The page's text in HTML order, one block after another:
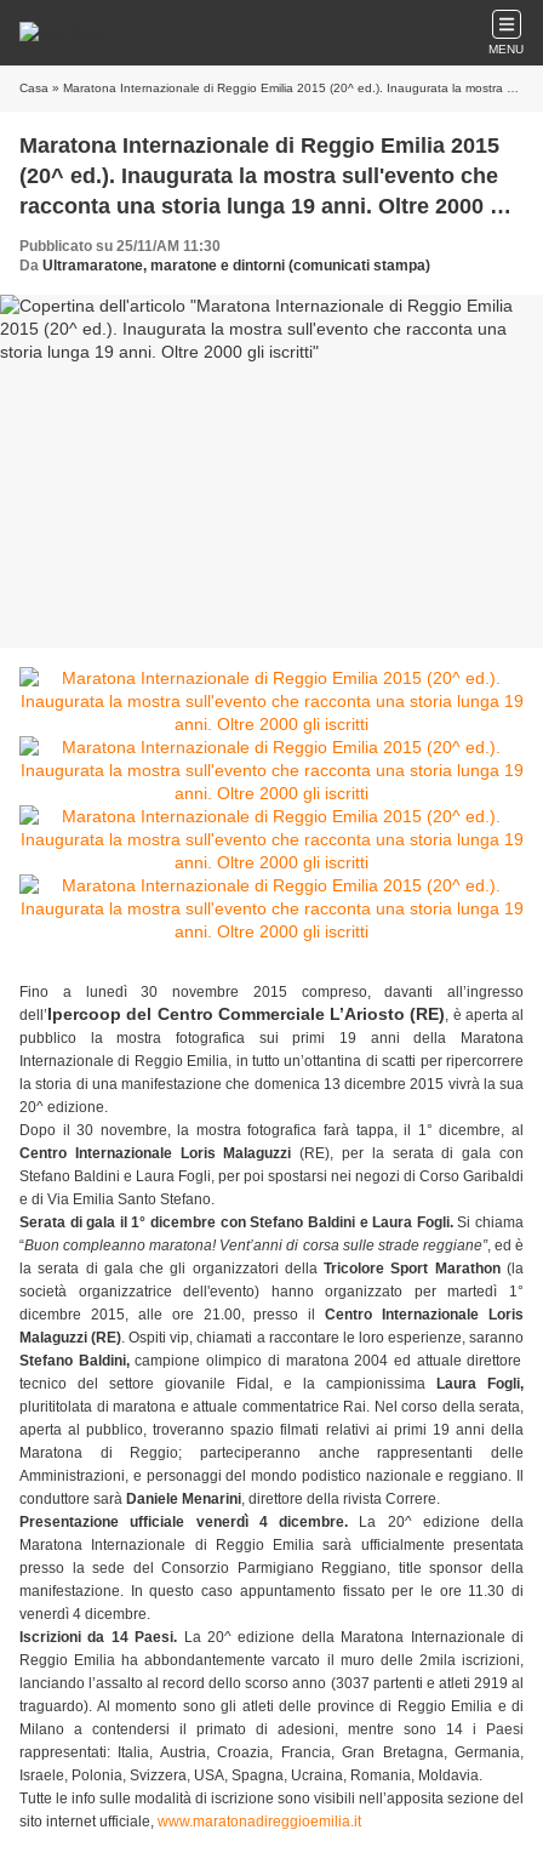
MENU
Casa » Maratona Internazionale di Reggio Emilia 2015 (20^ ed.). Inaugurata la mostra sull'evento che racconta una storia lunga 19 anni. Oltre 2000 gli iscritti
Maratona Internazionale di Reggio Emilia 2015
(20^ ed.). Inaugurata la mostra sull'evento che
racconta una storia lunga 19 anni. Oltre 2000 gli
iscritti
Pubblicato su 25/11/AM 11:30
Da Ultramaratone, maratone e dintorni (comunicati stampa)
Fino a lunedì 30 novembre 2015 compreso, davanti all’ingresso
dell’Ipercoop del Centro Commerciale L’Ariosto (RE), è aperta al
pubblico la mostra fotografica sui primi 19 anni della Maratona
Internazionale di Reggio Emilia, in tutto un’ottantina di scatti per ripercorrere
la storia di una manifestazione che domenica 13 dicembre 2015 vivrà la sua
20^ edizione.
Dopo il 30 novembre, la mostra fotografica farà tappa, il 1° dicembre, al
Centro Internazionale Loris Malaguzzi(RE), per la serata di gala con
Stefano Baldini e Laura Fogli, per poi spostarsi nei negozi di Corso Garibaldi
e di Via Emilia Santo Stefano.
Serata di gala il 1° dicembre con Stefano Baldini e Laura Fogli.Si chiama
“Buon compleanno maratona! Vent’anni di corsa sulle strade reggiane”, ed è
la serata di gala che gli organizzatori dellaTricolore Sport Marathon(la
società organizzatrice dell'evento) hanno organizzato per martedì 1°
dicembre 2015, alle ore 21.00, presso ilCentro Internazionale Loris
Malaguzzi (RE). Ospiti vip, chiamati a raccontare le loro esperienze, saranno
Stefano Baldini,campione olimpico di maratona 2004 ed attuale direttore
tecnico del settore giovanile Fidal, e la campionissima
Laura Fogli,
plurititolata di maratona e attuale commentatrice Rai. Nel corso della serata,
aperta al pubblico, troveranno spazio filmati relativi ai primi 19 anni della
Maratona di Reggio; parteciperanno anche rappresentanti delle
Amministrazioni, e personaggi del mondo podistico nazionale e reggiano. Il
conduttore sarà Daniele Menarini, direttore della rivista Correre.
Presentazione ufficiale venerdì 4 dicembre.
La 20^ edizione della
Maratona Internazionale di Reggio Emilia sarà ufficialmente presentata
presso la sede del Consorzio Parmigiano Reggiano, title sponsor della
manifestazione. In questo caso appuntamento fissato per le ore 11.30 di
venerdì 4 dicembre.
Iscrizioni da 14 Paesi. La 20^ edizione della Maratona Internazionale di
Reggio Emilia ha abbondantemente varcato il muro delle 2mila iscrizioni,
lanciando l’assalto al record dello scorso anno (3037 partenti e atleti 2919 al
traguardo). Al momento sono gli atleti delle province di Reggio Emilia e di
Milano a contendersi il primato di adesioni, mentre sono 14 i Paesi
rappresentati: Italia, Austria, Croazia, Francia, Gran Bretagna, Germania,
Israele, Polonia, Svizzera, USA, Spagna, Ucraina, Romania, Moldavia.
Tutte le info sulle modalità di iscrizione sono visibili nell’apposita sezione del
sito internet ufficiale, www.maratonadireggioemilia.it